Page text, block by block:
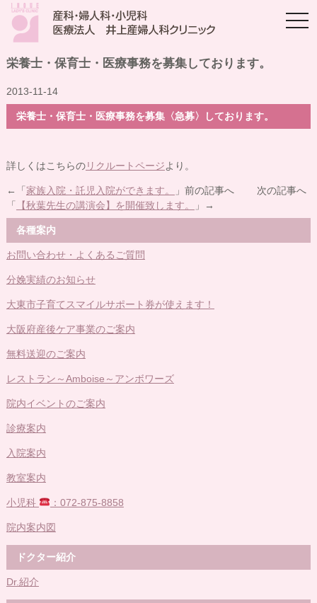
栄養士・保育士・医療事務を募集しております。
2013-11-14
栄養士・保育士・医療事務を募集〈急募〉しております。
詳しくはこちらのリクルートページより。
←「 家族入院・託児入院ができます。
」前の記事へ 次の記事へ
「
【秋葉先生の講演会】を開催致します。 」→
各種案内
お問い合わせ・よくあるご質問
分娩実績のお知らせ
大東市子育てスマイルサポート券が使えます！
大阪府産後ケア事業のご案内
無料送迎のご案内
レストラン～Amboise～アンボワーズ
院内イベントのご案内
診療案内
入院案内
教室案内
小児科 ：072-875-8858
院内案内図
ドクター紹介
Dr.紹介